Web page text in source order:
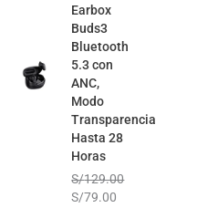
Earbox
Buds3
Bluetooth
5.3 con
ANC,
Modo
Transparencia
Hasta 28
Horas
S/129.00
S/129.00.
S/79.00